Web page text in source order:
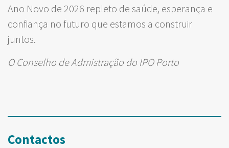
Ano Novo de 2026 repleto de saúde, esperança e
confiança no futuro que estamos a construir
juntos.
O Conselho de Admistração do IPO Porto
Contactos